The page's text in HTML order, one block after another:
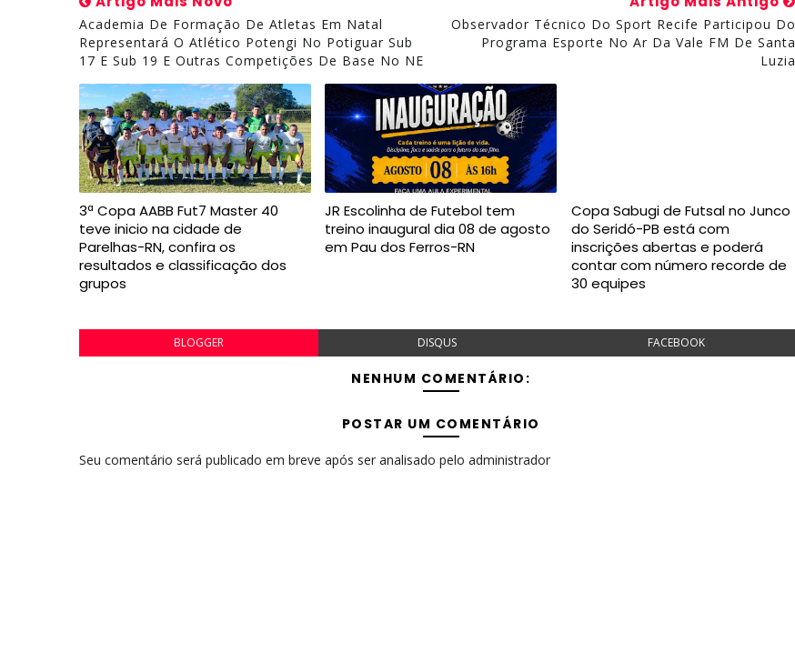
Academia De Formação De Atletas Em Natal
Representará O Atlético Potengi No Potiguar Sub
17 E Sub 19 E Outras Competições De Base No NE
Observador Técnico Do Sport Recife Participou Do
Programa Esporte No Ar Da Vale FM De Santa
Luzia
3ª Copa AABB Fut7 Master 40
teve inicio na cidade de
Parelhas-RN, confira os
resultados e classificação dos
grupos
JR Escolinha de Futebol tem
treino inaugural dia 08 de agosto
em Pau dos Ferros-RN
Copa Sabugi de Futsal no Junco
do Seridó-PB está com
inscrições abertas e poderá
contar com número recorde de
30 equipes
BLOGGER DISQUS FACEBOOK
NENHUM COMENTÁRIO:
POSTAR UM COMENTÁRIO
Seu comentário será publicado em breve após ser analisado pelo administrador